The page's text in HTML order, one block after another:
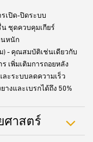
รเปิด-ปิดระบบ
น ชุดควบคุมเกียร์
นหนัก
ม) - คุณสมบัติเช่นเดียวกับ
เพิ่มเติมการถอยหลัง
ะระบบลดความเร็ว
งและเบรกได้ถึง 50%
าสตร์